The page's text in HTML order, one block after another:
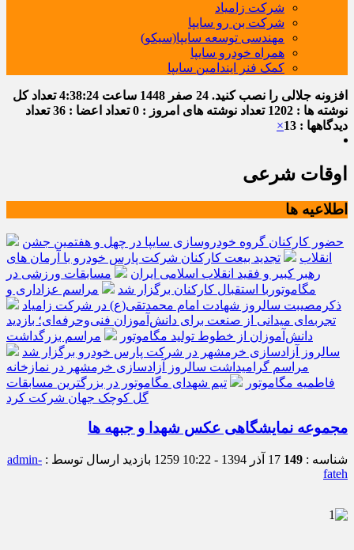
شرکت زامیاد
شرکت بن رو سایپا
مهندسی توسعه سایپا(سیکو)
همراه خودرو سایپا
کمک فنر ایندامین سایپا
افزونه جلالی را نصب کنید. 24 صفر 1448 ساعت 4:38:24تعداد کل
نوشته ها : 1202
تعداد نوشته های امروز : 0 تعداد اعضا : 36
تعداد
دیدگاهها : 13
×
اوقات شرعی
اطلاعیه ها
حضور کارکنان گروه خودروسازی سایپا در چهل و هفتمین جشن
انقلاب
تجدید بیعت کارکنان شرکت پارس خودرو با آرمان های
رهبر کبیر و فقید انقلاب اسلامی ایران
مسابقات ورزشی در
مگاموتوربا استقبال کارکنان برگزار شد
مراسم عزاداری و
ذکرمصیبت سالروز شهادت امام محمدتقی(ع) در شرکت زامیاد
تجربه‌ای میدانی از صنعت برای دانش‌آموزان فنی‌وحرفه‌ای؛ بازدید
دانش‌آموزان از خطوط تولید مگاموتور
مراسم بزرگداشت
سالروز آزادسازی خرمشهر در شرکت پارس خودرو برگزار شد
مراسم گرامیداشت سالروز آزادسازی خرمشهر در نمازخانه
فاطمیه مگاموتور
تیم شهدای مگاموتور در بزرگترین مسابقات
گل کوچک جهان شرکت کرد
مجموعه نمایشگاهی عکس شهدا و جبهه ها
شناسه : 149 17 آذر 1394 - 10:22 ارسال توسط : admin-
fateh